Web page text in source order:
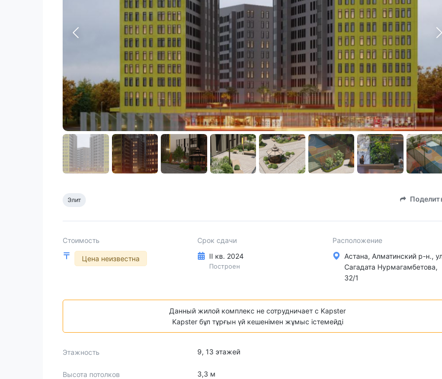
Элит
Стоимость
Цена неизвестна
Срок сдачи
II кв. 2024
Построен
Расположение
Астана, Алматинский р-н.,
Сагадата Нурмагамбетова,
32/1
Данный жилой комплекс не сотрудничает с Kapster
Kapster бұл тұрғын үй кешенімен жұмыс істемейді
Этажность 9, 13 этажей
Высота потолков 3,3 м